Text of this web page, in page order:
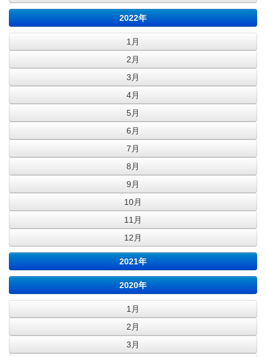
2022年
1月
2月
3月
4月
5月
6月
7月
8月
9月
10月
11月
12月
2021年
2020年
1月
2月
3月